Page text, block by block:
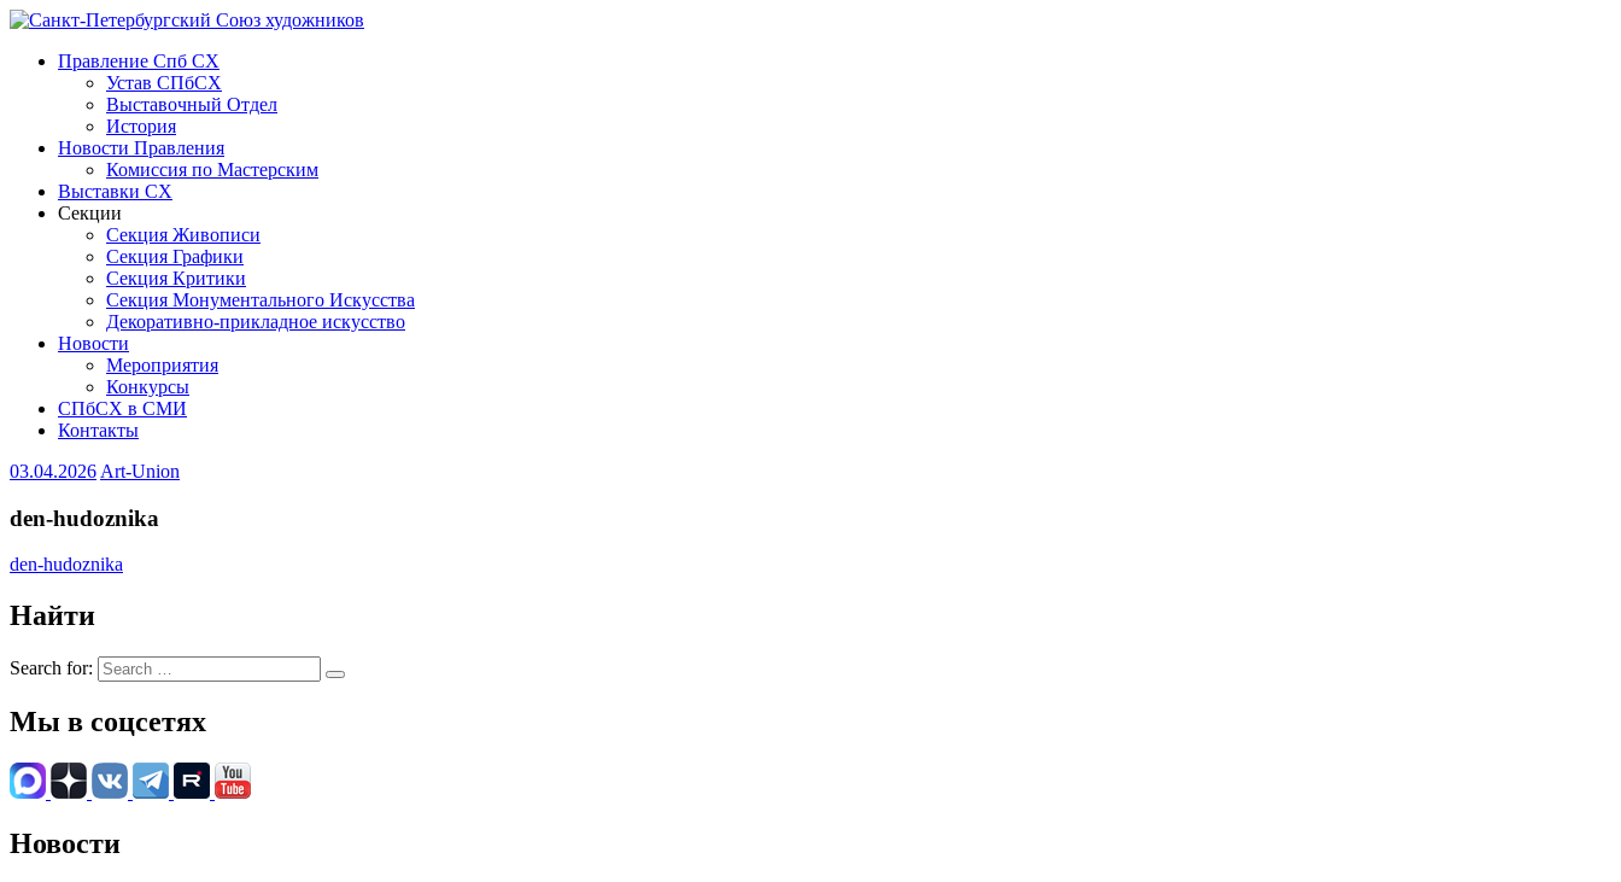
Правление Спб СХ
Устав СПбСХ
Выставочный Отдел
История
Новости Правления
Комиссия по Мастерским
Выставки СХ
Секции
Секция Живописи
Секция Графики
Секция Критики
Секция Монументального Искусства
Декоративно-прикладное искусство
Новости
Мероприятия
Конкурсы
СПбСХ в СМИ
Контакты
03.04.2026 Art-Union
den-hudoznika
den-hudoznika
Найти
Search for:
Мы в соцсетях
Новости